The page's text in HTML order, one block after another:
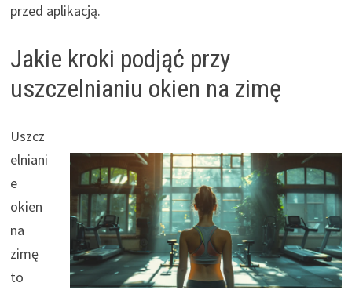
przed aplikacją.
Jakie kroki podjąć przy
uszczelnianiu okien na zimę
Uszcz
elniani
e
okien
na
zimę
to